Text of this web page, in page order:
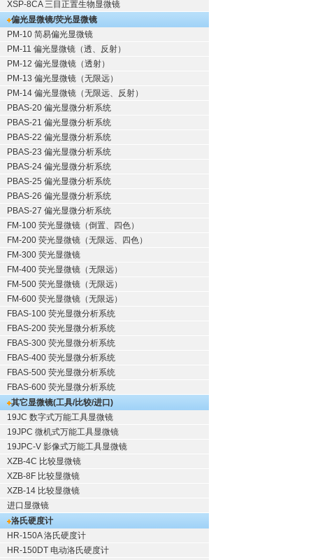
XSP-8CA 三目正置生物显微镜
偏光显微镜/荧光显微镜
PM-10 简易偏光显微镜
PM-11 偏光显微镜（透、反射）
PM-12 偏光显微镜（透射）
PM-13 偏光显微镜（无限远）
PM-14 偏光显微镜（无限远、反射）
PBAS-20 偏光显微分析系统
PBAS-21 偏光显微分析系统
PBAS-22 偏光显微分析系统
PBAS-23 偏光显微分析系统
PBAS-24 偏光显微分析系统
PBAS-25 偏光显微分析系统
PBAS-26 偏光显微分析系统
PBAS-27 偏光显微分析系统
FM-100 荧光显微镜（倒置、四色）
FM-200 荧光显微镜（无限远、四色）
FM-300 荧光显微镜
FM-400 荧光显微镜（无限远）
FM-500 荧光显微镜（无限远）
FM-600 荧光显微镜（无限远）
FBAS-100 荧光显微分析系统
FBAS-200 荧光显微分析系统
FBAS-300 荧光显微分析系统
FBAS-400 荧光显微分析系统
FBAS-500 荧光显微分析系统
FBAS-600 荧光显微分析系统
其它显微镜(工具/比较/进口)
19JC 数字式万能工具显微镜
19JPC 微机式万能工具显微镜
19JPC-V 影像式万能工具显微镜
XZB-4C 比较显微镜
XZB-8F 比较显微镜
XZB-14 比较显微镜
进口显微镜
洛氏硬度计
HR-150A 洛氏硬度计
HR-150DT 电动洛氏硬度计